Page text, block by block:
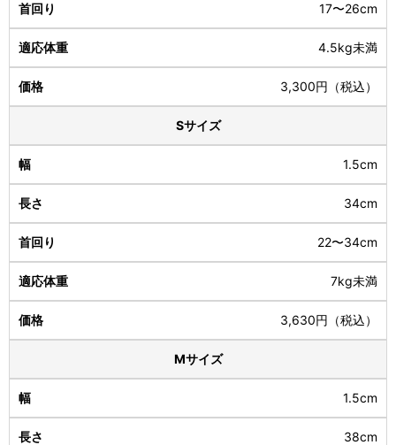
17〜26cm
4.5kg未満
3,300円（税込）
Sサイズ
1.5cm
34cm
22〜34cm
7kg未満
3,630円（税込）
Mサイズ
1.5cm
38cm